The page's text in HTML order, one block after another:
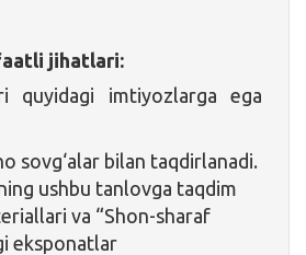
jihatlari:
quyidagi imtiyozlarga ega
sovg‘alar bilan taqdirlanadi.
ushbu tanlovga taqdim
va “Shon-sharaf
eksponatlar